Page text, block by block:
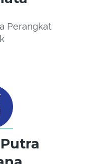
Perangkat